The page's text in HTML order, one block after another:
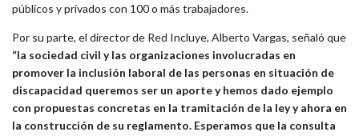
públicos y privados con 100 o más trabajadores.
Por su parte, el director de Red Incluye, Alberto Vargas, señaló que
“la sociedad civil y las organizaciones involucradas en
promover la inclusión laboral de las personas en situación de
discapacidad queremos ser un aporte y hemos dado ejemplo
con propuestas concretas en la tramitación de la ley y ahora en
la construcción de su reglamento. Esperamos que la consulta